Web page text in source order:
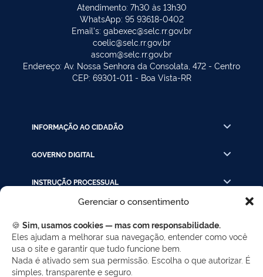
Gerenciar o consentimento
🍪 Sim, usamos cookies — mas com responsabilidade.
Eles ajudam a melhorar sua navegação, entender como você
usa o site e garantir que tudo funcione bem.
Nada é ativado sem sua permissão. Escolha o que autorizar. É
simples, transparente e seguro.
Atendimento: 7h30 às 13h30
WhatsApp: 95 93618-0402
Email's: gabexec@selc.rr.gov.br
coelic@selc.rr.gov.br
ascom@selc.rr.gov.br
Endereço: Av. Nossa Senhora da Consolata, 472 - Centro
CEP: 69301-011 - Boa Vista-RR
INFORMAÇÃO AO CIDADÃO
GOVERNO DIGITAL
INSTRUÇÃO PROCESSUAL
REDES SOCIAIS